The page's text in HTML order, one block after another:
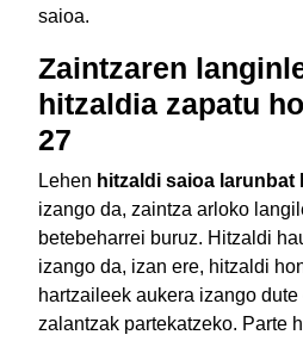
saioa.
Zaintzaren
hitzaldia zapatu
27
Lehen hitzaldi saioa larunbat
izango da, zaintza arloko
betebeharrei buruz. Hitzaldi
izango da, izan ere, hitzaldi
hartzaileek aukera izango
zalantzak partekatzeko. Parte